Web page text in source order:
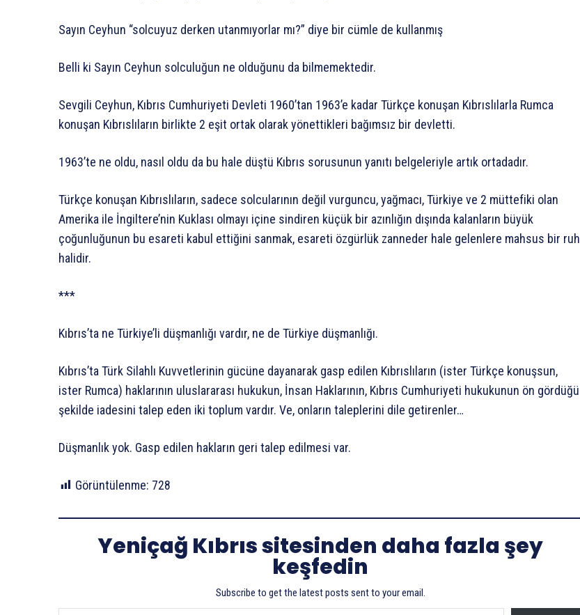
Sayın Ceyhun “solcuyuz derken utanmıyorlar mı?” diye bir cümle de kullanmış
Belli ki Sayın Ceyhun solculuğun ne olduğunu da bilmemektedir.
Sevgili Ceyhun, Kıbrıs Cumhuriyeti Devleti 1960’tan 1963’e kadar Türkçe konuşan Kıbrıslılarla Rumca
konuşan Kıbrıslıların birlikte 2 eşit ortak olarak yönettikleri bağımsız bir devletti.
1963’te ne oldu, nasıl oldu da bu hale düştü Kıbrıs sorusunun yanıtı belgeleriyle artık ortadadır.
Türkçe konuşan Kıbrıslıların, sadece solcularının değil vurguncu, yağmacı, Türkiye ve 2 müttefiki olan
Amerika ile İngiltere’nin Kuklası olmayı içine sindiren küçük bir azınlığın dışında kalanların büyük
çoğunluğunun bu esareti kabul ettiğini sanmak, esareti özgürlük zanneder hale gelenlere mahsus bir ruh
halidir.
***
Kıbrıs’ta ne Türkiye’li düşmanlığı vardır, ne de Türkiye düşmanlığı.
Kıbrıs’ta Türk Silahlı Kuvvetlerinin gücüne dayanarak gasp edilen Kıbrıslıların (ister Türkçe konuşsun,
ister Rumca) haklarının uluslararası hukukun, İnsan Haklarının, Kıbrıs Cumhuriyeti hukukunun ön gördüğü
şekilde iadesini talep eden iki toplum vardır. Ve, onların taleplerini dile getirenler…
Düşmanlık yok. Gasp edilen hakların geri talep edilmesi var.
Görüntülenme: 728
Yeniçağ Kıbrıs sitesinden daha fazla şey
keşfedin
Subscribe to get the latest posts sent to your email.
E-postanızı yazın…